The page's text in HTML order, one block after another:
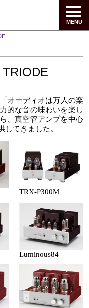
MENU
TRIODE
オーディオは万人の楽
的な音の味わいを楽し
、真空管アンプを中心
てきました。
TRX-P300M
Luminous84